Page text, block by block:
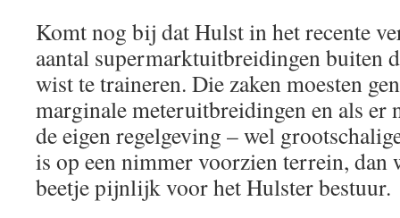
Komt nog bij dat Hulst in het recente
aantal supermarktuitbreidingen buiten
wist te traineren. Die zaken moesten
marginale meteruitbreidingen en als er
de eigen regelgeving – wel
is op een nimmer voorzien terrein, dan
beetje pijnlijk voor het Hulster bestuur.